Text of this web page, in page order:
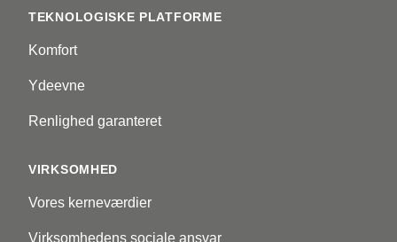
TEKNOLOGISKE PLATFORME
Komfort
Ydeevne
Renlighed garanteret
VIRKSOMHED
Vores kerneværdier
Virksomhedens sociale ansvar